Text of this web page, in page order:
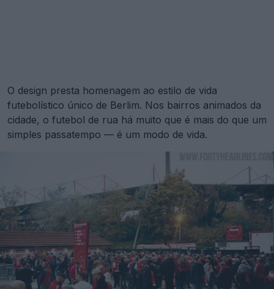
O design presta homenagem ao estilo de vida
futebolístico único de Berlim. Nos bairros animados da
cidade, o futebol de rua há muito que é mais do que um
simples passatempo — é um modo de vida.